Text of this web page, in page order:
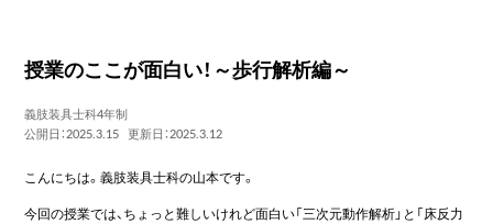
授業のここが面白い！～歩行解析編～
義肢装具士科4年制
公開日：2025.3.15 更新日：2025.3.12
こんにちは。義肢装具士科の山本です。
今回の授業では、ちょっと難しいけれど面白い「三次元動作解析」と「床反力